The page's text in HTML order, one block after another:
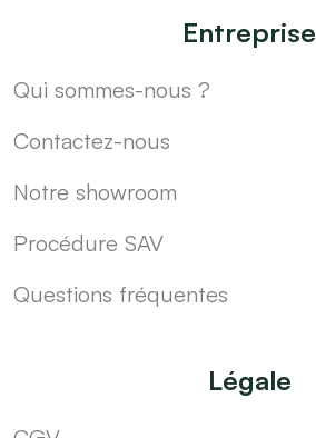
Entreprise
Qui sommes-nous ?
Contactez-nous
Notre showroom
Procédure SAV
Questions fréquentes
Légale